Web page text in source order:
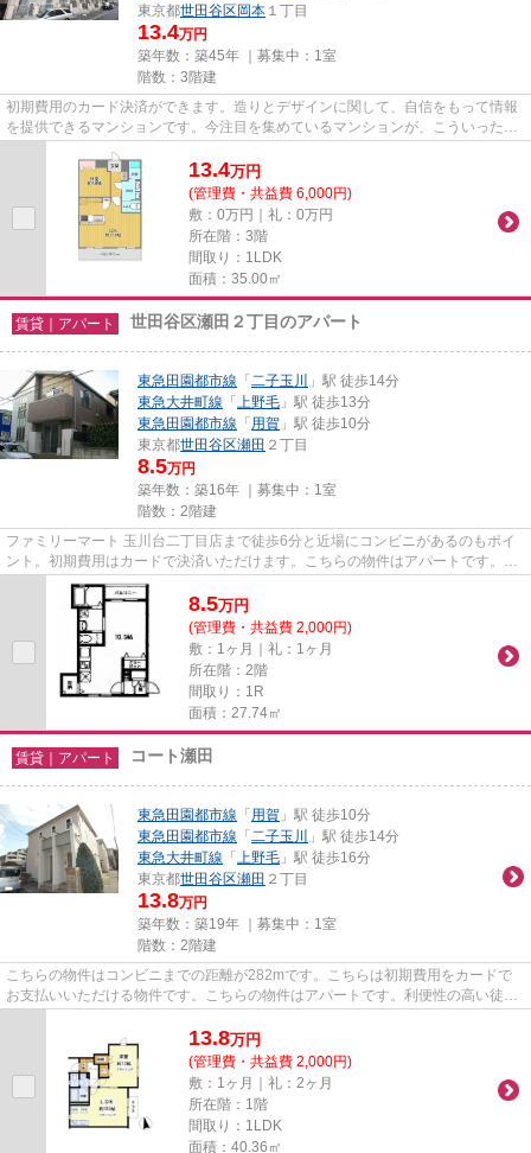
東京都世田谷区岡本 １丁目
13.4万円
築年数：築45年 ｜募集中： 1室
階数：3階建
初期費用のカード決済ができます。造りとデザインに関して、自信をもって情報
を提供できるマンションです。今注目を集めているマンションが、こういったデ
ザイナーズ物件です。最寄り...
13.4万円
(管理費・共益費 6,000円)
敷：0万円｜礼：0万円
所在階：3階
間取り：1LDK
面積：35.00㎡
賃貸｜アパート 世田谷区瀬田２丁目のアパート
東急田園都市線 「二子玉川
」駅 徒歩14分
東急大井町線 「 上野毛 」駅 徒歩13分
東急田園都市線 「用賀 」駅 徒歩10分
東京都世田谷区瀬田 ２丁目
8.5万円
築年数：築16年 ｜募集中： 1室
階数：2階建
ファミリーマート 玉川台二丁目店まで徒歩6分と近場にコンビニがあるのもポイ
ント。初期費用はカードで決済いただけます。こちらの物件はアパートです。物
件を選ぶ際には陽当たりの良...
8.5万円
(管理費・共益費 2,000円)
敷：1ヶ月｜礼：1ヶ月
所在階：2階
間取り：1R
面積：27.74㎡
賃貸｜アパート コート瀬田
東急田園都市線 「用賀 」駅 徒歩10分
東急田園都市線 「二子玉川
」駅 徒歩14分
東急大井町線 「 上野毛 」駅 徒歩16分
東京都世田谷区瀬田 ２丁目
13.8万円
築年数：築19年 ｜募集中： 1室
階数：2階建
こちらの物件はコンビニまでの距離が282mです。こちらは初期費用をカードで
お支払いいただける物件です。こちらの物件はアパートです。利便性の高い徒歩
10分の物件です。ハウスコレク...
13.8万円
(管理費・共益費 2,000円)
敷：1ヶ月｜礼：2ヶ月
所在階：1階
間取り：1LDK
面積：40.36㎡